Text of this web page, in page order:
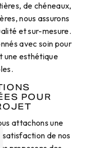
de chéneaux,
nous assurons
et sur-mesure.
avec soin pour
une esthétique
POUR
attachons une
satisfaction de nos